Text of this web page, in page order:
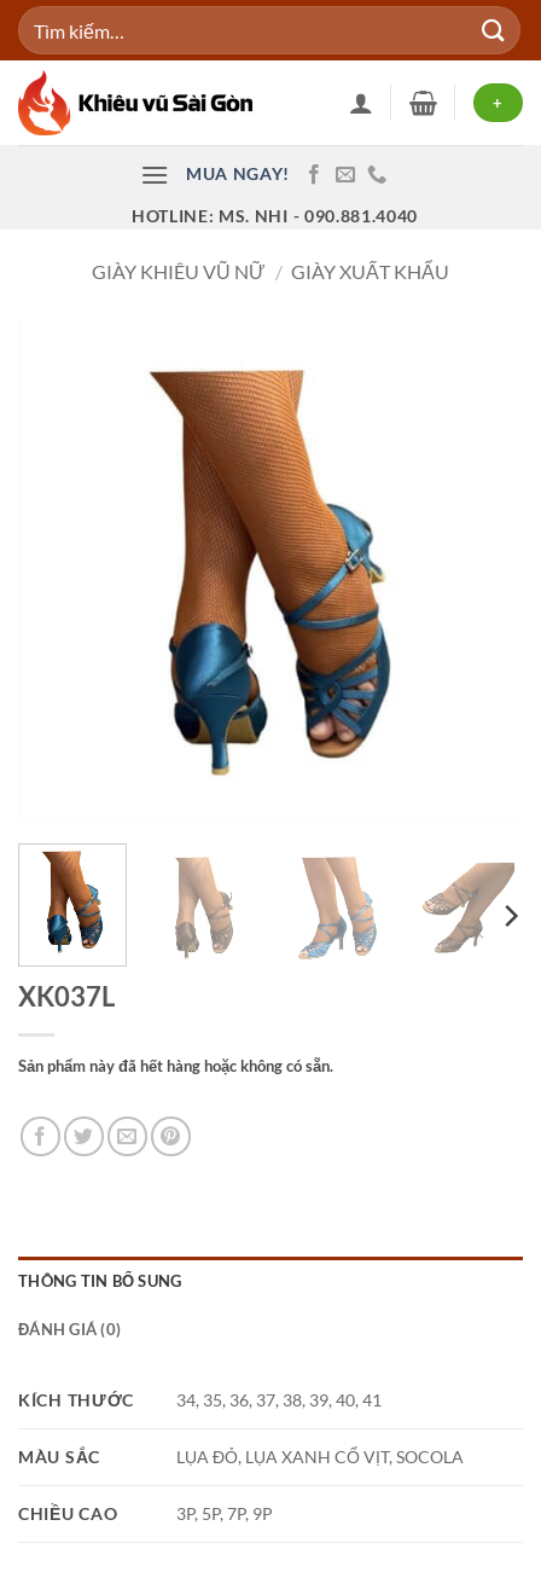
Bỏ
qua
dung
Tìm
kiếm:
+
MUA NGAY!
HOTLINE: MS. NHI - 090.881.4040
GIÀY KHIÊU VŨ NỮ / GIÀY XUẤT KHẨU
XK037L
Sản phẩm này đã hết hàng hoặc không có sẵn.
THÔNG TIN BỔ SUNG
ĐÁNH GIÁ (0)
KÍCH THƯỚC 34, 35, 36, 37, 38, 39, 40, 41
MÀU SẮC LỤA ĐỎ, LỤA XANH CỔ VỊT, SOCOLA
CHIỀU CAO 3P, 5P, 7P, 9P